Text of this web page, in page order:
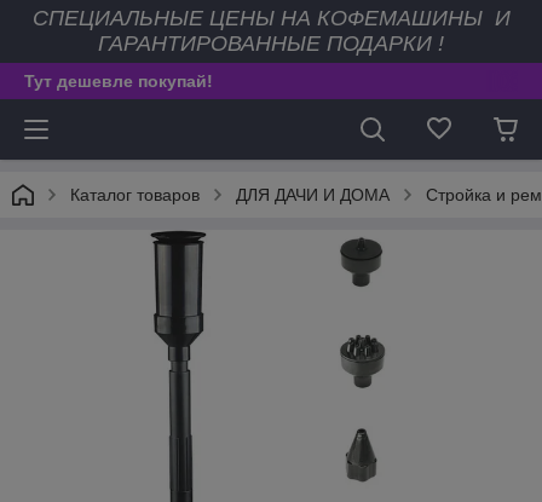
СПЕЦИАЛЬНЫЕ ЦЕНЫ НА КОФЕМАШИНЫ И
ГАРАНТИРОВАННЫЕ ПОДАРКИ !
Тут дешевле покупай!
Каталог товаров ДЛЯ ДАЧИ И ДОМА Стройка и